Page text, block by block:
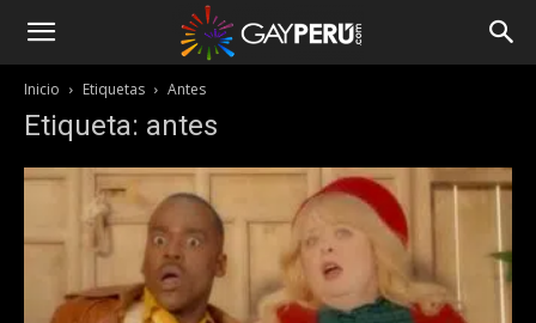
Inicio Etiquetas Antes
Etiqueta: antes